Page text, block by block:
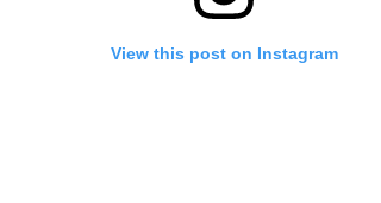
View this post on Instagram